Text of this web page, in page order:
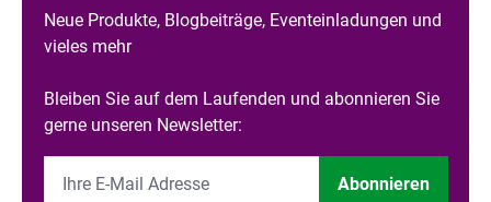
Neue Produkte, Blogbeiträge, Eventeinladungen und
vieles mehr
Bleiben Sie auf dem Laufenden und abonnieren Sie
gerne unseren Newsletter:
Abonnieren